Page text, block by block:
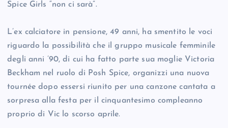
Spice Girls “non ci sarà”.
L’ex calciatore in pensione, 49 anni, ha smentito le voci
riguardo la possibilità che il gruppo musicale femminile
degli anni ’90, di cui ha fatto parte sua moglie Victoria
Beckham nel ruolo di Posh Spice, organizzi una nuova
tournée dopo essersi riunito per una canzone cantata a
sorpresa alla festa per il cinquantesimo compleanno
proprio di Vic lo scorso aprile.